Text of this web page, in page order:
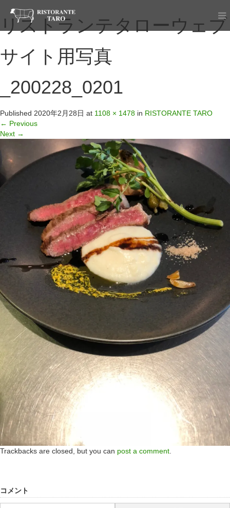
リストランテタローウェブ
サイト用写真
_200228_0201
Published 2020年2月28日 at 1108 × 1478 in RISTORANTE TARO
← Previous
Next →
Trackbacks are closed, but you can post a comment.
コメント